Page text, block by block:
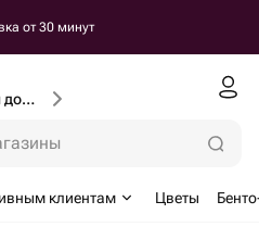
от 30 минут
Введите город, улицу и дом доставки
клиентам Цветы